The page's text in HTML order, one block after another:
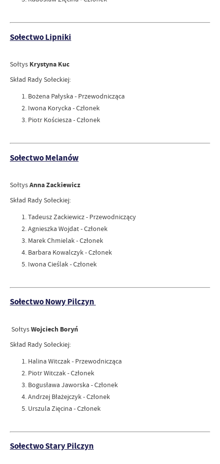
Sołectwo Lipniki
Sołtys Krystyna Kuc
Skład Rady Sołeckiej:
Bożena Pałyska - Przewodnicząca
Iwona Korycka - Członek
Piotr Kościesza - Członek
Sołectwo Melanów
SołtysAnna Zackiewicz
Skład Rady Sołeckiej:
Tadeusz Zackiewicz - Przewodniczący
Agnieszka Wojdat - Członek
Marek Chmielak - Członek
Barbara Kowalczyk - Członek
Iwona Cieślak - Członek
Sołectwo Nowy Pilczyn
SołtysWojciech Boryń
Skład Rady Sołeckiej:
Halina Witczak - Przewodnicząca
Piotr Witczak - Członek
Bogusława Jaworska - Członek
Andrzej Błażejczyk - Członek
Urszula Zięcina - Członek
Sołectwo Stary Pilczyn